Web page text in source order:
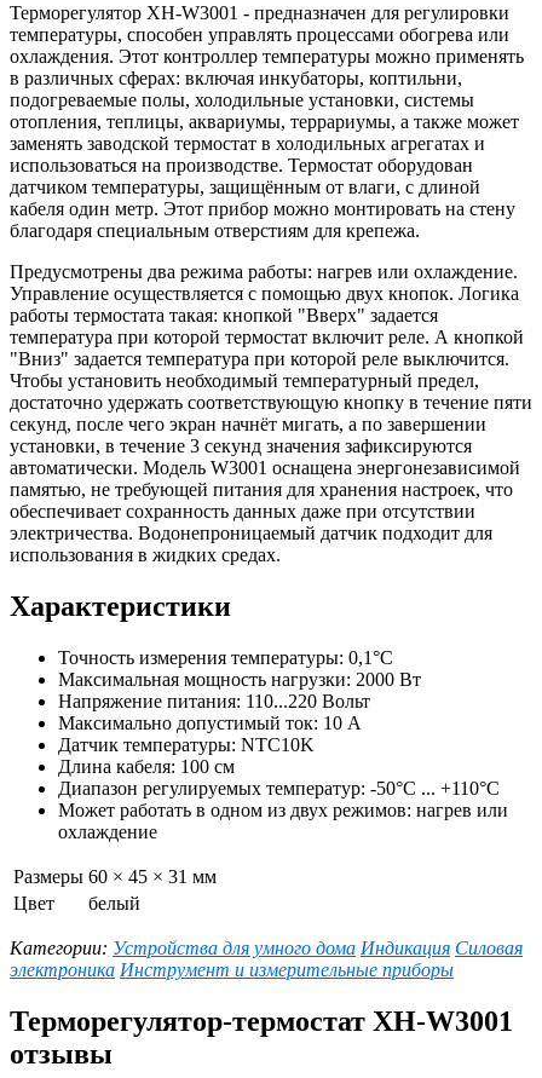
Терморегулятор XH-W3001 - предназначен для регулировки
температуры, способен управлять процессами обогрева или
охлаждения. Этот контроллер температуры можно применять
в различных сферах: включая инкубаторы, коптильни,
подогреваемые полы, холодильные установки, системы
отопления, теплицы, аквариумы, террариумы, а также может
заменять заводской термостат в холодильных агрегатах и
использоваться на производстве. Термостат оборудован
датчиком температуры, защищённым от влаги, с длиной
кабеля один метр. Этот прибор можно монтировать на стену
благодаря специальным отверстиям для крепежа.
Предусмотрены два режима работы: нагрев или охлаждение.
Управление осуществляется с помощью двух кнопок. Логика
работы термостата такая: кнопкой "Вверх" задается
температура при которой термостат включит реле. А кнопкой
"Вниз" задается температура при которой реле выключится.
Чтобы установить необходимый температурный предел,
достаточно удержать соответствующую кнопку в течение пяти
секунд, после чего экран начнёт мигать, а по завершении
установки, в течение 3 секунд значения зафиксируются
автоматически. Модель W3001 оснащена энергонезависимой
памятью, не требующей питания для хранения настроек, что
обеспечивает сохранность данных даже при отсутствии
электричества. Водонепроницаемый датчик подходит для
использования в жидких средах.
Характеристики
Точность измерения температуры: 0,1°C
Максимальная мощность нагрузки: 2000 Вт
Напряжение питания: 110...220 Вольт
Максимально допустимый ток: 10 А
Датчик температуры: NTC10K
Длина кабеля: 100 см
Диапазон регулируемых температур: -50°C ... +110°C
Может работать в одном из двух режимов: нагрев или
охлаждение
Размеры 60 × 45 × 31 мм
Цвет
белый
Категории: Устройства для умного дома Индикация Силовая
электроника Инструмент и измерительные приборы
Терморегулятор-термостат XH-W3001
отзывы